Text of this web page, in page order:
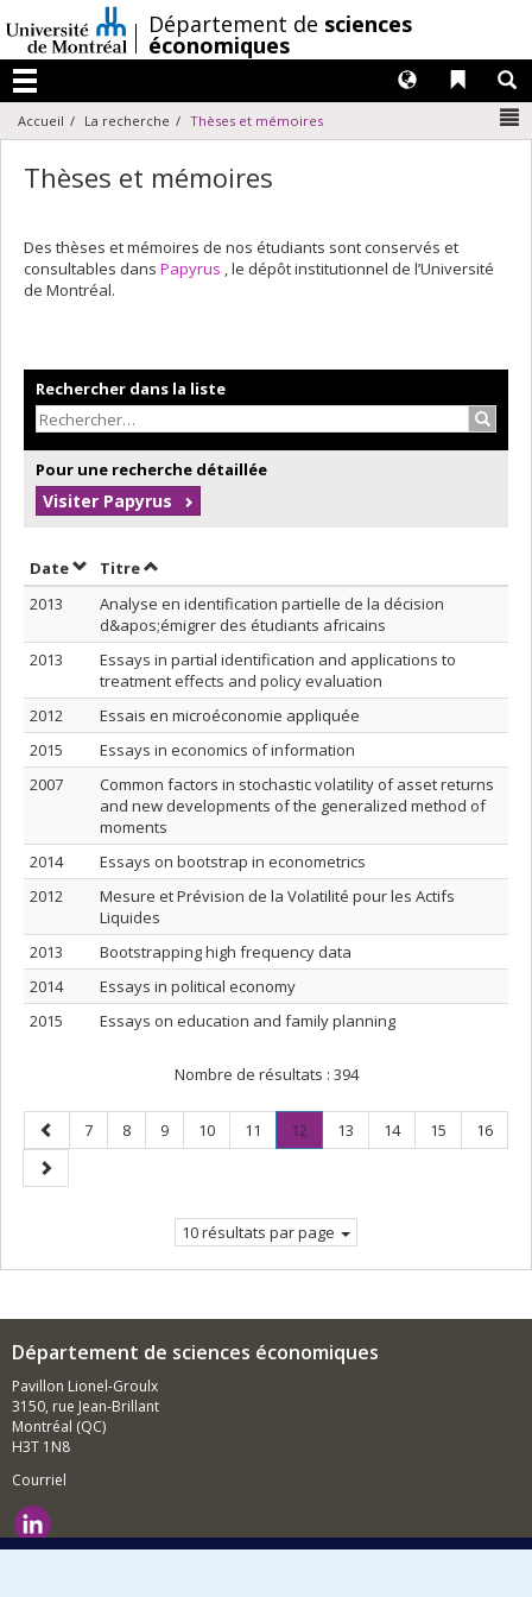
au
contenu
/Département de sciences
économiques
Menu
Liens
Langues
Accueil La recherche Thèses et mémoires
Thèses et mémoires
Des thèses et mémoires de nos étudiants sont conservés et
consultables dans Papyrus , le dépôt institutionnel de l’Université
de Montréal.
Rechercher dans la liste
Pour une recherche détaillée
Visiter Papyrus
DateTrier par date en ordre décroissant
TitreTrier par titre en ordre décroissant
2013
Analyse en identification partielle de la décision
d&apos;émigrer des étudiants africains
2013
Essays in partial identification and applications to
treatment effects and policy evaluation
2012
Essais en microéconomie appliquée
2015
Essays in economics of information
2007
Common factors in stochastic volatility of asset returns
and new developments of the generalized method of
moments
2014
Essays on bootstrap in econometrics
2012
Mesure et Prévision de la Volatilité pour les Actifs
Liquides
2013
Bootstrapping high frequency data
2014
Essays in political economy
2015
Essays on education and family planning
Nombre de résultats : 394
Page
précédente
Page
7 Page
8 Page
9 Page
10 Page
11 Page
12
Page
Page
13 Page
14 Page
15 Page
16
Page
suivante
10 résultats par page
Département de sciences économiques
Pavillon Lionel-Groulx
3150, rue Jean-Brillant
Montréal (QC)
H3T 1N8
Courriel